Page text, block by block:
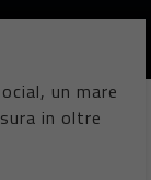
un mare
in oltre